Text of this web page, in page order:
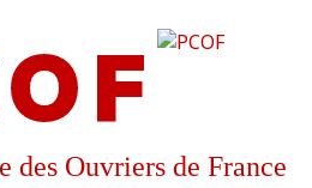
des Ouvriers de France